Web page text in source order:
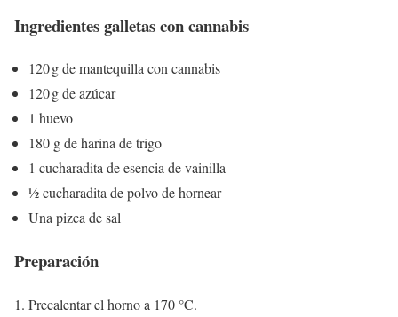
Ingredientesgalletas con cannabis
120 g de mantequilla con cannabis
120 g de azúcar
1 huevo
180 g de harina de trigo
1 cucharadita de esencia de vainilla
½ cucharadita de polvo de hornear
Una pizca de sal
Preparación
Precalentar el horno a 170 °C.